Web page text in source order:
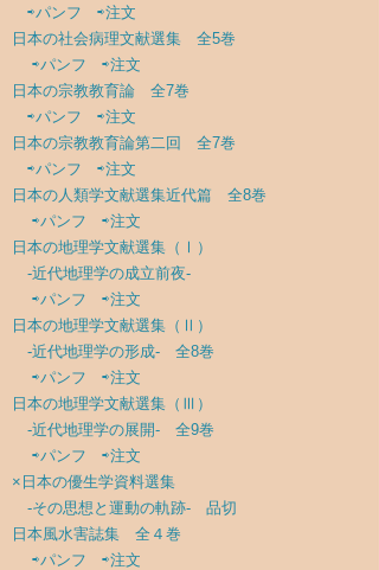
⇨パンフ ⇨注文
日本の社会病理文献選集 全5巻
⇨パンフ ⇨注文
日本の宗教教育論 全7巻
⇨パンフ ⇨注文
日本の宗教教育論第二回 全7巻
⇨パンフ ⇨注文
日本の人類学文献選集近代篇 全8巻
⇨パンフ ⇨注文
日本の地理学文献選集（Ⅰ）
-近代地理学の成立前夜-
⇨パンフ ⇨注文
日本の地理学文献選集（Ⅱ）
-近代地理学の形成- 全8巻
⇨パンフ ⇨注文
日本の地理学文献選集（Ⅲ）
-近代地理学の展開- 全9巻
⇨パンフ ⇨注文
×日本の優生学資料選集
-その思想と運動の軌跡- 品切
日本風水害誌集 全４巻
⇨パンフ ⇨注文